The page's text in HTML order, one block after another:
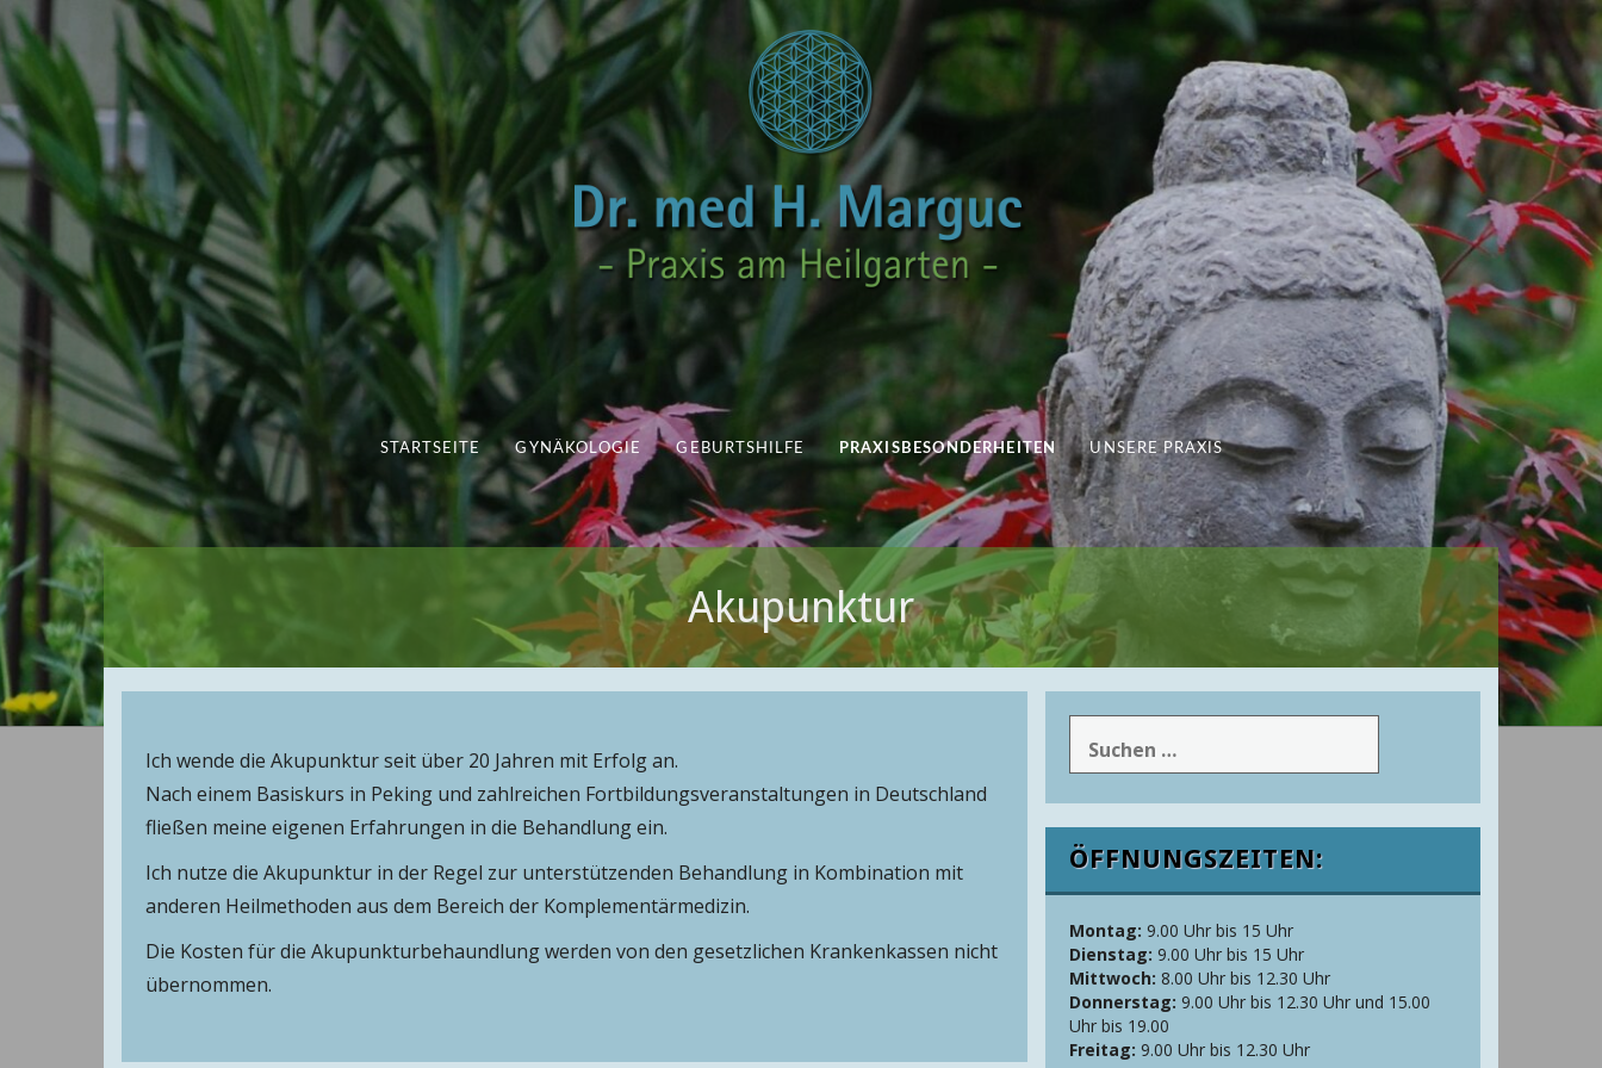
STARTSEITE GYNÄKOLOGIE GEBURTSHILFE PRAXISBESONDERHEITEN UNSERE PRAXIS
Akupunktur
Ich wende die Akupunktur seit über 20 Jahren mit Erfolg an.
Nach einem Basiskurs in Peking und zahlreichen Fortbildungsveranstaltungen in Deutschland
fließen meine eigenen Erfahrungen in die Behandlung ein.
Ich nutze die Akupunktur in der Regel zur unterstützenden Behandlung in Kombination mit
anderen Heilmethoden aus dem Bereich der Komplementärmedizin.
Die Kosten für die Akupunkturbehaundlung werden von den gesetzlichen Krankenkassen nicht
übernommen.
ÖFFNUNGSZEITEN:
Montag: 9.00 Uhr bis 15 Uhr
Dienstag: 9.00 Uhr bis 15 Uhr
Mittwoch: 8.00 Uhr bis 12.30 Uhr
Donnerstag: 9.00 Uhr bis 12.30 Uhr und 15.00
Uhr bis 19.00
Freitag: 9.00 Uhr bis 12.30 Uhr